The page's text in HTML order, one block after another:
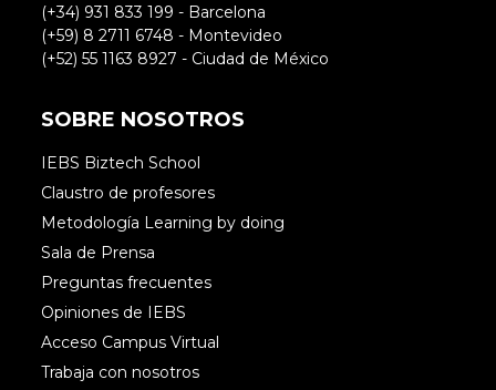
(+34) 931 833 199 - Barcelona
(+59) 8 2711 6748 - Montevideo
(+52) 55 1163 8927 - Ciudad de México
SOBRE NOSOTROS
IEBS Biztech School
Claustro de profesores
Metodología Learning by doing
Sala de Prensa
Preguntas frecuentes
Opiniones de IEBS
Acceso Campus Virtual
Trabaja con nosotros